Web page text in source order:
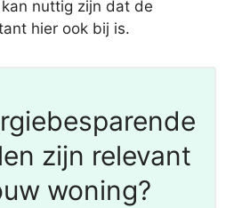
nuttig zijn dat de
hier ook bij is.
zijn relevant
woning?